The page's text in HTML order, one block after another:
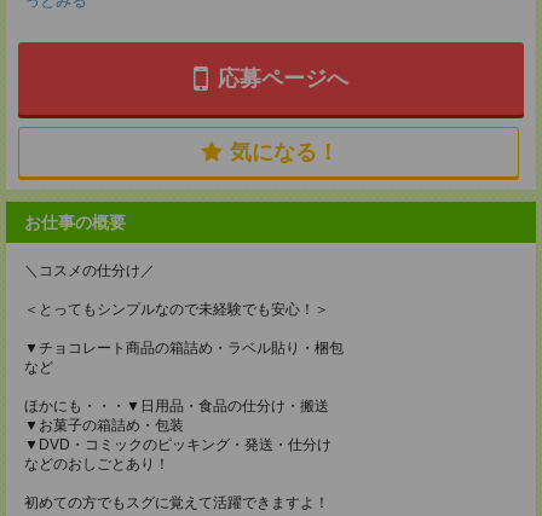
応募ページへ
気になる！
お仕事の概要
＼コスメの仕分け／
＜とってもシンプルなので未経験でも安心！＞
▼チョコレート商品の箱詰め・ラベル貼り・梱包
など
ほかにも・・・▼日用品・食品の仕分け・搬送
▼お菓子の箱詰め・包装
▼DVD・コミックのピッキング・発送・仕分け
などのおしごとあり！
初めての方でもスグに覚えて活躍できますよ！